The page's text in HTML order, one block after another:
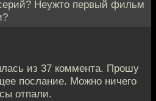
Неужто первый фильм
из 37 коммента. Прошу
послание. Можно ничего
отпали.